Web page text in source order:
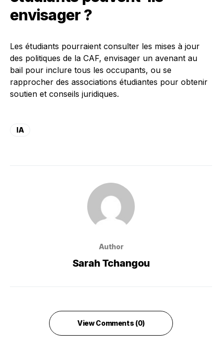
envisager ?
Les étudiants pourraient consulter les mises à jour
des politiques de la CAF, envisager un avenant au
bail pour inclure tous les occupants, ou se
rapprocher des associations étudiantes pour obtenir
soutien et conseils juridiques.
IA
Author
Sarah Tchangou
View Comments (0)